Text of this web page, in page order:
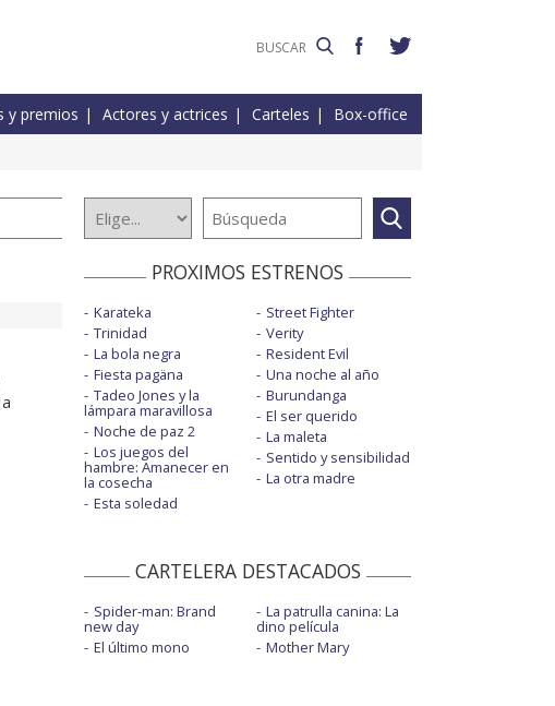
y premios Actores y actrices Carteles Box-office
PROXIMOS ESTRENOS
Karateka
Trinidad
La bola negra
Fiesta pagäna
Tadeo Jones y la
lámpara maravillosa
Noche de paz 2
Los juegos del
hambre: Amanecer en
la cosecha
Esta soledad
Street Fighter
Verity
Resident Evil
Una noche al año
Burundanga
El ser querido
La maleta
Sentido y sensibilidad
La otra madre
CARTELERA DESTACADOS
Spider-man: Brand
new day
El último mono
La patrulla canina: La
dino película
Mother Mary